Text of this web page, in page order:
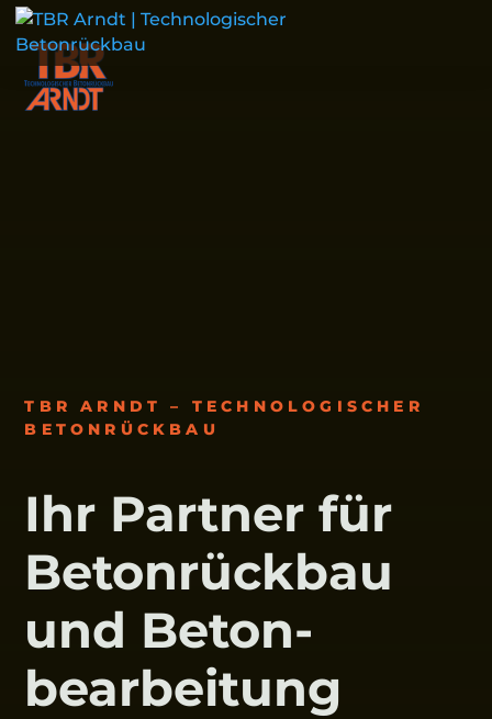
TBR ARNDT – TECHNOLOGISCHER
BETONRÜCKBAU
Ihr Partner für
Betonrückbau
und Beton-
bearbeitung